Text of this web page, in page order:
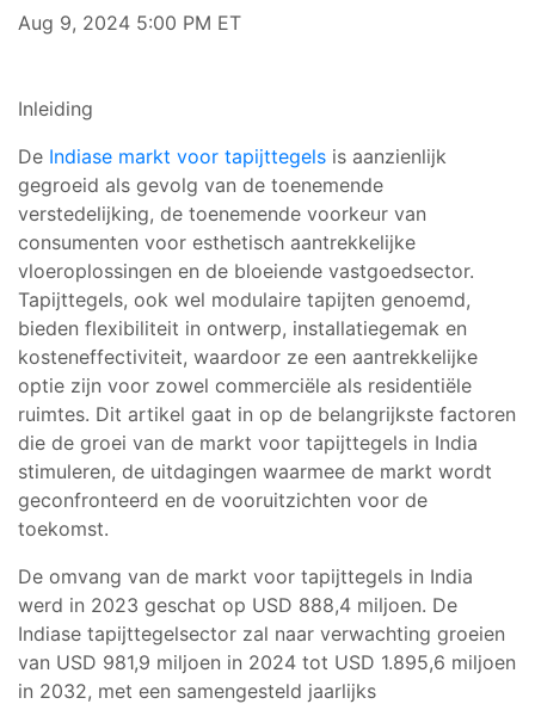
Aug 9, 2024 5:00 PM ET
Inleiding
De Indiase markt voor tapijttegels is aanzienlijk
gegroeid als gevolg van de toenemende
verstedelijking, de toenemende voorkeur van
consumenten voor esthetisch aantrekkelijke
vloeroplossingen en de bloeiende vastgoedsector.
Tapijttegels, ook wel modulaire tapijten genoemd,
bieden flexibiliteit in ontwerp, installatiegemak en
kosteneffectiviteit, waardoor ze een aantrekkelijke
optie zijn voor zowel commerciële als residentiële
ruimtes. Dit artikel gaat in op de belangrijkste factoren
die de groei van de markt voor tapijttegels in India
stimuleren, de uitdagingen waarmee de markt wordt
geconfronteerd en de vooruitzichten voor de
toekomst.
De omvang van de markt voor tapijttegels in India
werd in 2023 geschat op USD 888,4 miljoen. De
Indiase tapijttegelsector zal naar verwachting groeien
van USD 981,9 miljoen in 2024 tot USD 1.895,6 miljoen
in 2032, met een samengesteld jaarlijks